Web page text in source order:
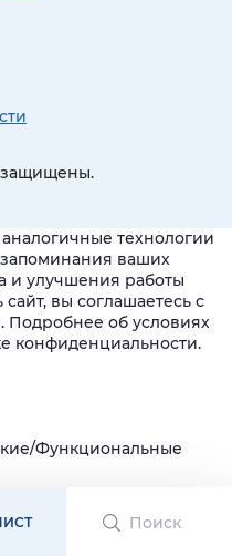
защищены.
технологии
ваших
и улучшения работы
вы соглашаетесь с
Подробнее об условиях
конфиденциальности.
Функциональные